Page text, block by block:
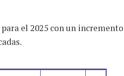
el 2025 con un